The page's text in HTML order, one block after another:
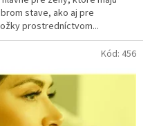
stave, ako aj pre
prostredníctvom...
Kód: 456